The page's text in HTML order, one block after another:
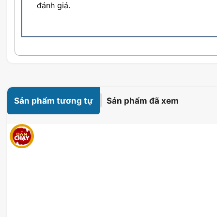
Bên cạnh đó, bàn phím còn sở hữu trọng lượng khá nhẹ
nếu không có pin. Với trọng lượng này, người dùng có thể
Khả năng kết nối của bàn phím không dây Logitech
thao tác cắm đầu nhận sóng bluetooth vào cổng USB là
đánh giá.
Sản phẩm tương tự Sản phẩm đã xem